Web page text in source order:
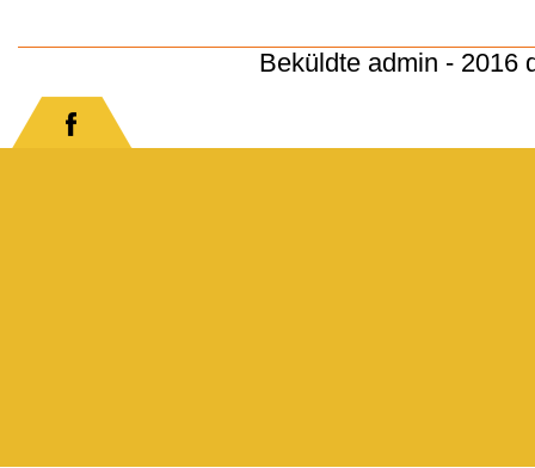
Beküldte admin - 2016